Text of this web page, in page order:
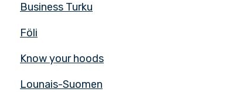
Business Turku
Föli
Know your hoods
Lounais-Suomen